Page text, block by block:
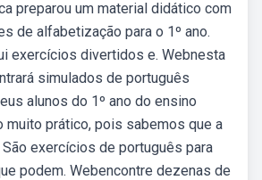
preparou um material didático com
de alfabetização para o 1º ano.
exercícios divertidos e. Webnesta
simulados de português
alunos do 1º ano do ensino
muito prático, pois sabemos que a
exercícios de português para
podem. Webencontre dezenas de